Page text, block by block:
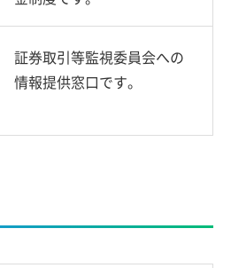
証券取引等監視委員会への
情報提供窓口です。